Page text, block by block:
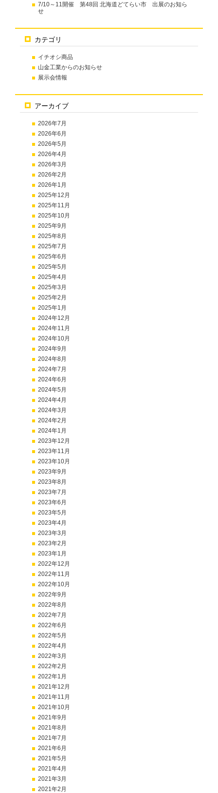
7/10～11開催 第48回 北海道どてらい市 出展のお知ら
せ
カテゴリ
イチオシ商品
山金工業からのお知らせ
展示会情報
アーカイブ
2026年7月
2026年6月
2026年5月
2026年4月
2026年3月
2026年2月
2026年1月
2025年12月
2025年11月
2025年10月
2025年9月
2025年8月
2025年7月
2025年6月
2025年5月
2025年4月
2025年3月
2025年2月
2025年1月
2024年12月
2024年11月
2024年10月
2024年9月
2024年8月
2024年7月
2024年6月
2024年5月
2024年4月
2024年3月
2024年2月
2024年1月
2023年12月
2023年11月
2023年10月
2023年9月
2023年8月
2023年7月
2023年6月
2023年5月
2023年4月
2023年3月
2023年2月
2023年1月
2022年12月
2022年11月
2022年10月
2022年9月
2022年8月
2022年7月
2022年6月
2022年5月
2022年4月
2022年3月
2022年2月
2022年1月
2021年12月
2021年11月
2021年10月
2021年9月
2021年8月
2021年7月
2021年6月
2021年5月
2021年4月
2021年3月
2021年2月